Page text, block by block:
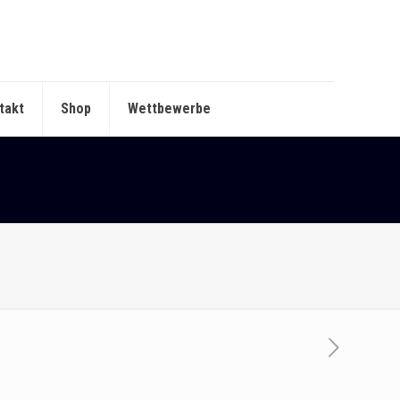
Shop Wettbewerbe